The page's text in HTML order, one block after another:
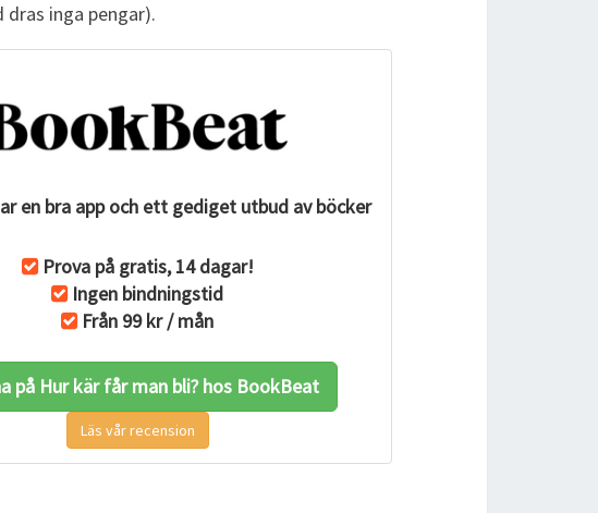
inga pengar).
en bra app och ett gediget utbud av böcker
Prova på gratis, 14 dagar!
Ingen bindningstid
Från 99 kr / mån
på Hur kär får man bli? hos BookBeat
Läs vår recension